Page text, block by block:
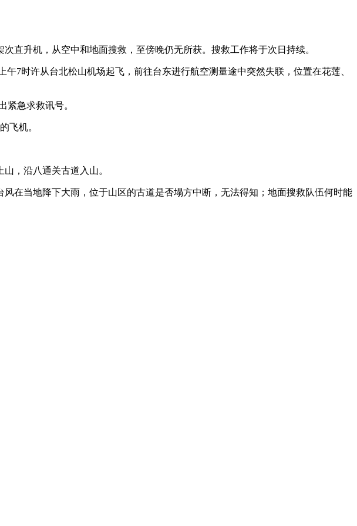
直升机，从空中和地面搜救，至傍晚仍无所获。搜救工作将于次日持续。
时许从台北松山机场起飞，前往台东进行航空测量途中突然失联，位置在花莲、
急求救讯号。
飞机。
，沿八通关古道入山。
当地降下大雨，位于山区的古道是否塌方中断，无法得知；地面搜救队伍何时能